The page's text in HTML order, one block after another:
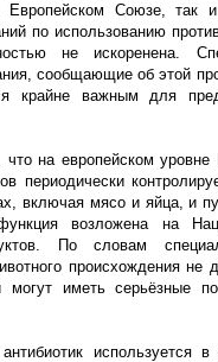
Европейском Союзе, так
по использованию
не искоренена.
сообщающие об этой
крайне важным для
на европейском уровне
периодически
включая мясо и яйца, и
возложена на
По словам
происхождения
могут иметь серьёзные
используется